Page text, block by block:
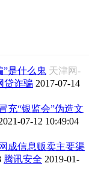
”是什么鬼 天津网-
贷诈骗 2017-07-14
充“银监会”伪造文
07-12 10:49:04
成信息贩卖主要渠
腾讯安全 2019-01-